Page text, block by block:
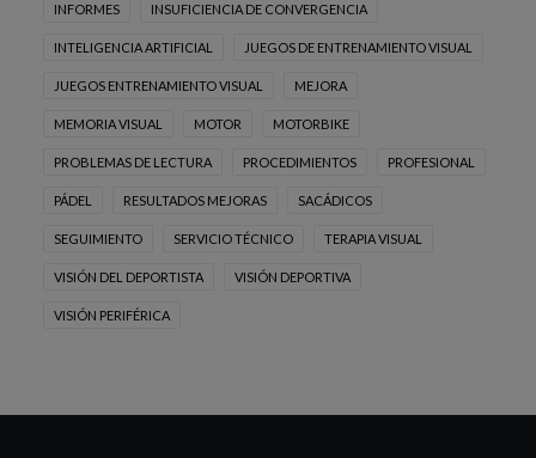
INFORMES INSUFICIENCIA DE CONVERGENCIA
INTELIGENCIA ARTIFICIAL JUEGOS DE ENTRENAMIENTO VISUAL
JUEGOS ENTRENAMIENTO VISUAL MEJORA
MEMORIA VISUAL MOTOR MOTORBIKE
PROBLEMAS DE LECTURA PROCEDIMIENTOS PROFESIONAL
PÁDEL RESULTADOS MEJORAS SACÁDICOS
SEGUIMIENTO SERVICIO TÉCNICO TERAPIA VISUAL
VISIÓN DEL DEPORTISTA VISIÓN DEPORTIVA
VISIÓN PERIFÉRICA